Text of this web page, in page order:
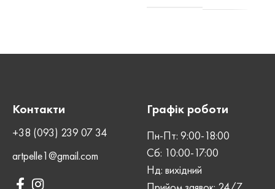
Контакти
+38 (093) 239 07 34
artpelle1@gmail.com
Графік роботи
Пн-Пт: 9:00-18:00
Сб: 10:00-17:00
Нд: вихідний